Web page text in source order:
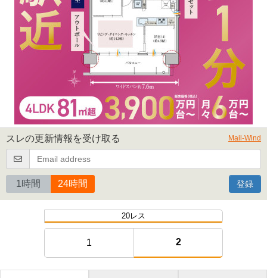
スレの更新情報を受け取る Mail-Wind
1時間 24時間 登録
20レス
1 2